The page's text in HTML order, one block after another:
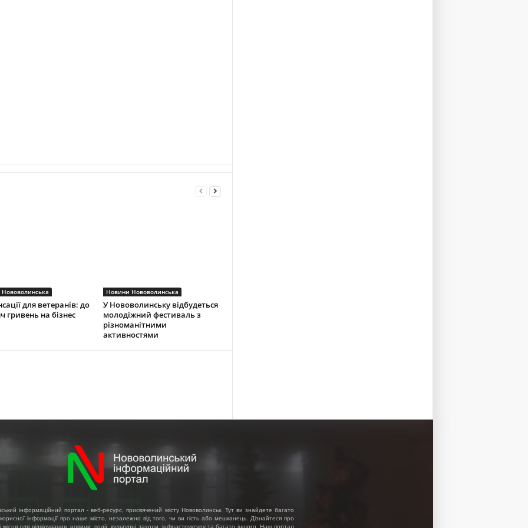
для ветеранів: до
гривень на бізнес
Новини Нововолинська
У Нововолинську відбудеться
молодіжний фестиваль з
різноманітними
активностями
інформаційний портал - веб-ресурс, присвячений місту Нововолинськ. Тут ви знайдете багато
корисної інформації про наше місто, незалежно від того, чи ви гість або мешканець. Дізнайтеся про
місця для відвідування, новини, події, культурні заходи, інфраструктуру та багато іншого. Наш портал